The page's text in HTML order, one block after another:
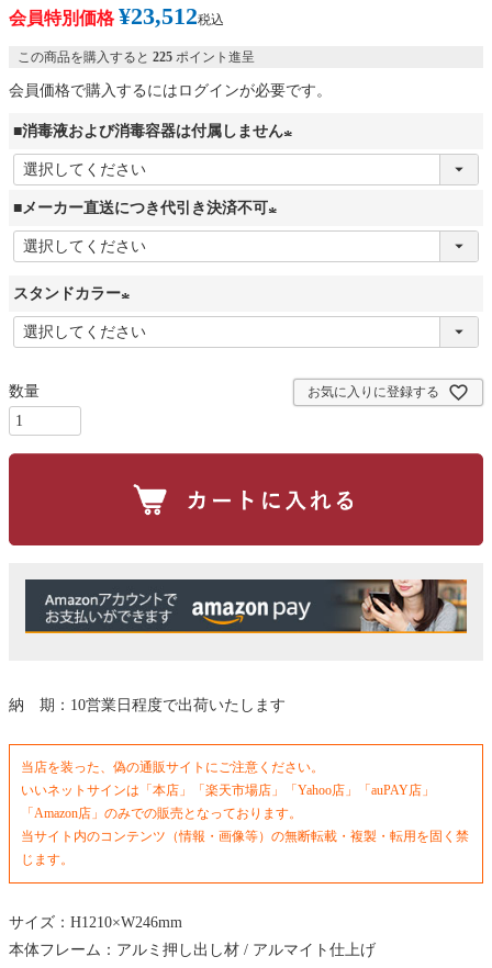
会員特別価格 ¥23,512税込
この商品を購入すると 225 ポイント進呈
会員価格で購入するにはログインが必要です。
■消毒液および消毒容器は付属しません
■メーカー直送につき代引き決済不可
スタンドカラー
(
お気に入りに登録する
納 期：10営業日程度で出荷いたします
当店を装った、偽の通販サイトにご注意ください。
いいネットサインは「本店」「楽天市場店」「Yahoo店」「auPAY店」
「Amazon店」のみでの販売となっております。
当サイト内のコンテンツ（情報・画像等）の無断転載・複製・転用を固く禁
じます。
サイズ：H1210×W246mm
本体フレーム：アルミ押し出し材 / アルマイト仕上げ